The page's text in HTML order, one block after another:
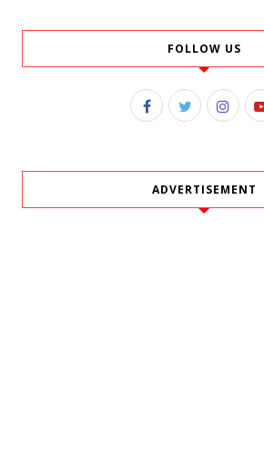
FOLLOW US
ADVERTISEMENT